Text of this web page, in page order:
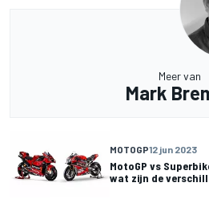
Meer van
Mark
MOTOGP12 jun 2023
MotoGP vs
wat zijn de